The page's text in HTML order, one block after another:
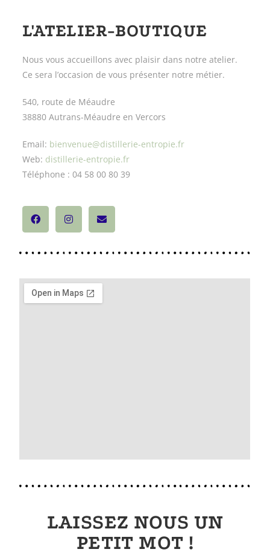
L'ATELIER-BOUTIQUE
Nous vous accueillons avec plaisir dans notre atelier.
Ce sera l’occasion de vous présenter notre métier.
540, route de Méaudre
38880 Autrans-Méaudre en Vercors
Email: bienvenue@distillerie-entropie.fr
Web: distillerie-entropie.fr
Téléphone : 04 58 00 80 39
LAISSEZ NOUS UN
PETIT MOT !